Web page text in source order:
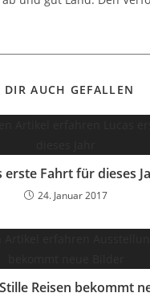
AUCH GEFALLEN
erste Fahrt für dieses
24. Januar 2017
Reisen bekommt